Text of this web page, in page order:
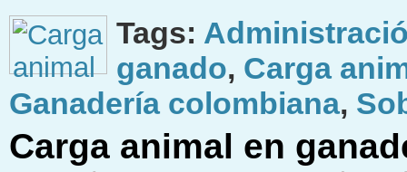
Tags:
ganado, Carga
Ganadería colombiana,
Carga animal en